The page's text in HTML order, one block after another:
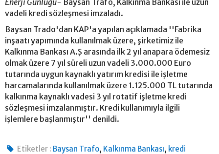
vadeli kredi sözleşmesi imzaladı.
Baysan Trado'dan KAP'a yapılan açıklamada ''Fabrika
inşaatı yapımında kullanılmak üzere, şirketimiz ile
Kalkınma Bankası A.Ş arasında ilk 2 yıl anapara ödemesiz
olmak üzere 7 yıl süreli uzun vadeli 3.000.000 Euro
tutarında uygun kaynaklı yatırım kredisi ile işletme
harcamalarında kullanılmak üzere 1.125.000 TL tutarında
kalkınma kaynaklı vadesi 3 yıl rotatif işletme kredi
sözleşmesi imzalanmıştır. Kredi kullanımıyla ilgili
işlemlere başlanmıştır'' denildi.
Etiketler : Baysan Trafo, Kalkınma Bankası, kredi